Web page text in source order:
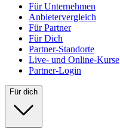
Für Unternehmen
Anbietervergleich
Für Partner
Für Dich
Partner-Standorte
Live- und Online-Kurse
Partner-Login
Für dich